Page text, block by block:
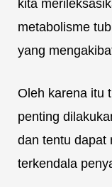
kita
metabolisme
yang
Oleh karena itu
penting
dan tentu dapat
terkendala